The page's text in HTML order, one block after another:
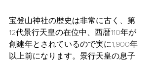
宝登山神社の歴史は非常に古く、第
12代景行天皇の在位中、西暦110年が
創建年とされているので実に1,900年
以上前になります。景行天皇の息子